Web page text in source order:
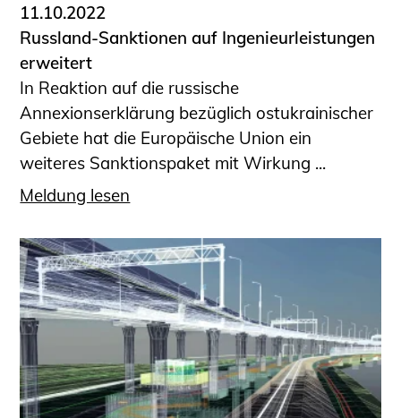
11.10.2022
Russland-Sanktionen auf Ingenieurleistungen
erweitert
In Reaktion auf die russische
Annexionserklärung bezüglich ostukrainischer
Gebiete hat die Europäische Union ein
weiteres Sanktionspaket mit Wirkung ...
Meldung lesen